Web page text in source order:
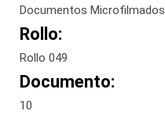
Documentos Microfilmados
Rollo:
Rollo 049
Documento:
10